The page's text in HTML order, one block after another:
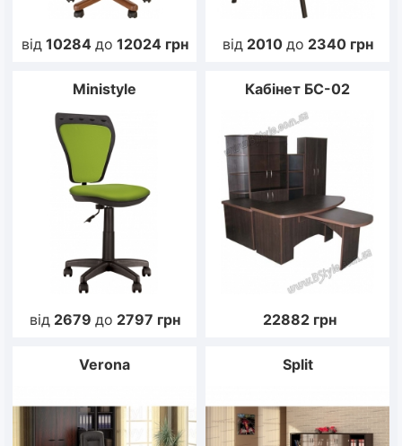
від 10284 до 12024 грн від 2010 до 2340 грн
Ministyle
від 2679 до 2797 грн
Кабінет БС-02
22882 грн
Verona Split